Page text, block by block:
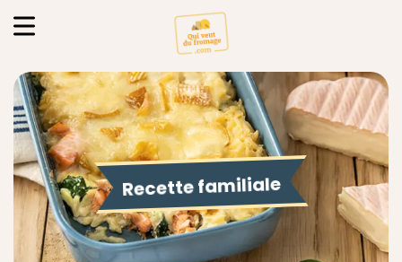
Recette familiale